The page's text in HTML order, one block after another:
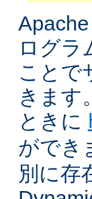
ログラ
ことで
きます
ときに
ができ
別に存